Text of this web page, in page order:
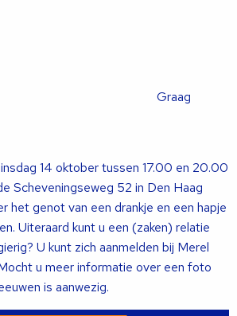
Graag
14 oktober tussen 17.00 en 20.00
Scheveningseweg 52 in Den Haag
het genot van een drankje en een hapje
Uiteraard kunt u een (zaken) relatie
U kunt zich aanmelden bij Merel
u meer informatie over een foto
is aanwezig.